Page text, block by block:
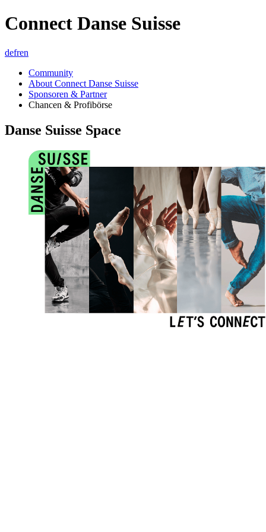
Connect Danse Suisse
defren
Community
About Connect Danse Suisse
Sponsoren & Partner
Chancen & Profibörse
Danse Suisse Space